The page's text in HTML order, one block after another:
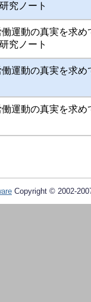
究ノート
働運動の真実を求
究ノート
運動の真実を求
運動の真実を求め
Copyright © 2002-